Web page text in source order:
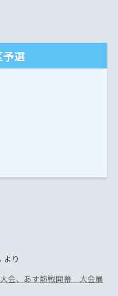
選
より
会、あす熱戦開幕 大会展